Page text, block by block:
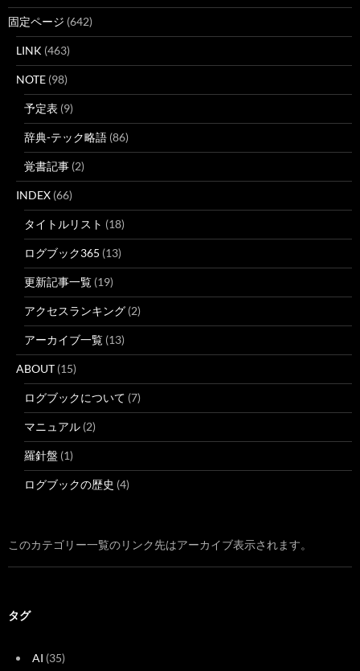
固定ページ (642)
LINK (463)
NOTE (98)
予定表 (9)
辞典-テック略語 (86)
覚書記事 (2)
INDEX (66)
タイトルリスト (18)
ログブック365 (13)
更新記事一覧 (19)
アクセスランキング (2)
アーカイブ一覧 (13)
ABOUT (15)
ログブックについて (7)
マニュアル (2)
羅針盤 (1)
ログブックの歴史 (4)
このカテゴリー一覧のリンク先はアーカイブ表示されます。
タグ
AI (35)